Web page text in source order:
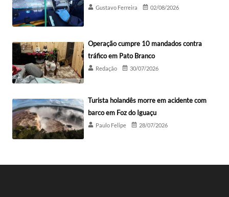
Gustavo Ferreira 02/08/2026
Operação cumpre 10 mandados contra
tráfico em Pato Branco
Redação 30/07/2026
Turista holandês morre em acidente com
barco em Foz do Iguaçu
Paulo Felipe 28/07/2026